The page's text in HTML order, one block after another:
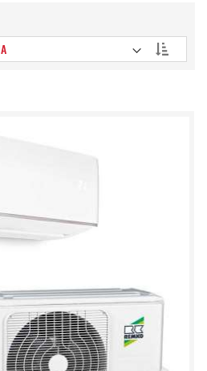
kierunek